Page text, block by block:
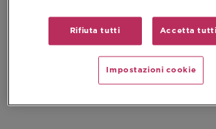
Rifiuta tutti Accetta
Impostazioni cookie